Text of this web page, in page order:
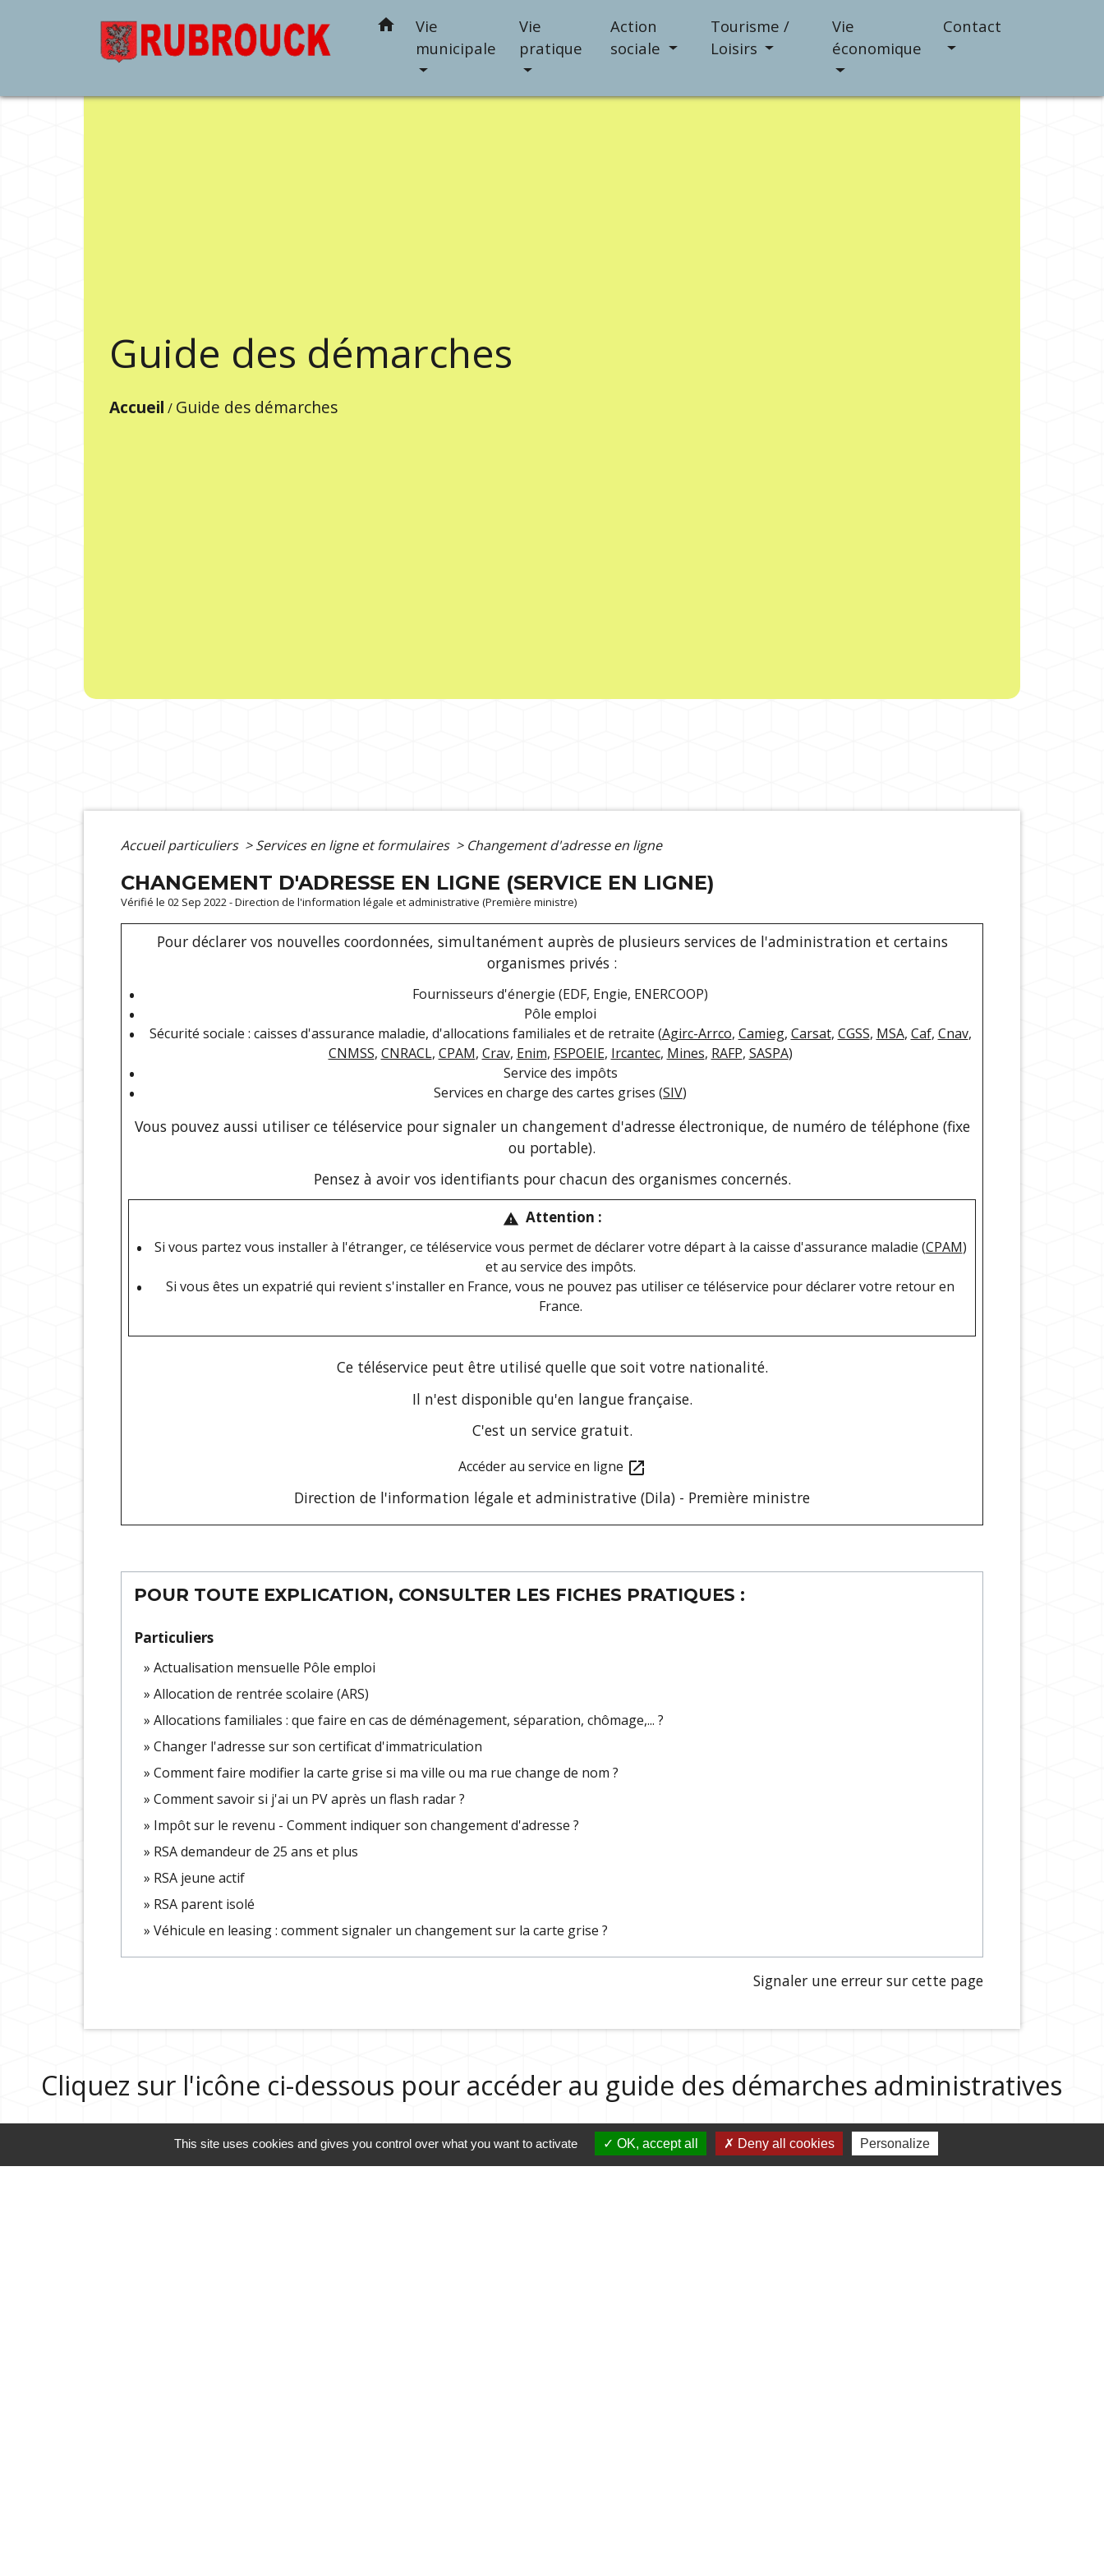
home
Vie
municipale
Vie
pratique
Action
sociale
Tourisme /
Loisirs
Vie
économique
Contact
Guide des démarches
Accueil / Guide des démarches
Accueil particuliers > Services en ligne et formulaires > Changement d'adresse en ligne
CHANGEMENT D'ADRESSE EN LIGNE (SERVICE EN LIGNE)
Vérifié le 02 Sep 2022 - Direction de l'information légale et administrative (Première ministre)
Pour déclarer vos nouvelles coordonnées, simultanément auprès de plusieurs services de l'administration et certains
organismes privés :
Fournisseurs d'énergie (EDF, Engie, ENERCOOP)
Pôle emploi
Sécurité sociale : caisses d'assurance maladie, d'allocations familiales et de retraite (Agirc-Arrco, Camieg, Carsat, CGSS, MSA, Caf, Cnav,
CNMSS, CNRACL, CPAM, Crav, Enim, FSPOEIE, Ircantec, Mines, RAFP, SASPA)
Service des impôts
Services en charge des cartes grises (SIV)
Vous pouvez aussi utiliser ce téléservice pour signaler un changement d'adresse électronique, de numéro de téléphone (fixe
ou portable).
Pensez à avoir vos identifiants pour chacun des organismes concernés.
warning Attention :
Si vous partez vous installer à l'étranger, ce téléservice vous permet de déclarer votre départ à la caisse d'assurance maladie (CPAM)
et au service des impôts.
Si vous êtes un expatrié qui revient s'installer en France, vous ne pouvez pas utiliser ce téléservice pour déclarer votre retour en
France.
Ce téléservice peut être utilisé quelle que soit votre nationalité.
Il n'est disponible qu'en langue française.
C'est un service gratuit.
Accéder au service en ligne open_in_new
Direction de l'information légale et administrative (Dila) - Première ministre
POUR TOUTE EXPLICATION, CONSULTER LES FICHES PRATIQUES :
Particuliers
Actualisation mensuelle Pôle emploi
Allocation de rentrée scolaire (ARS)
Allocations familiales : que faire en cas de déménagement, séparation, chômage,... ?
Changer l'adresse sur son certificat d'immatriculation
Comment faire modifier la carte grise si ma ville ou ma rue change de nom ?
Comment savoir si j'ai un PV après un flash radar ?
Impôt sur le revenu - Comment indiquer son changement d'adresse ?
RSA demandeur de 25 ans et plus
RSA jeune actif
RSA parent isolé
Véhicule en leasing : comment signaler un changement sur la carte grise ?
Signaler une erreur sur cette page
Cliquez sur l'icône ci-dessous pour accéder au guide des démarches administratives
Guide des démarches
This site uses cookies and gives you control over what you want to activate OK, accept all Deny all cookies Personalize